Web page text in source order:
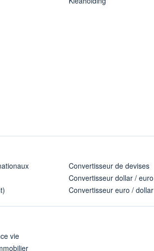
Convertisseur de devises
Convertisseur dollar / euro
Convertisseur euro / dollar
vie